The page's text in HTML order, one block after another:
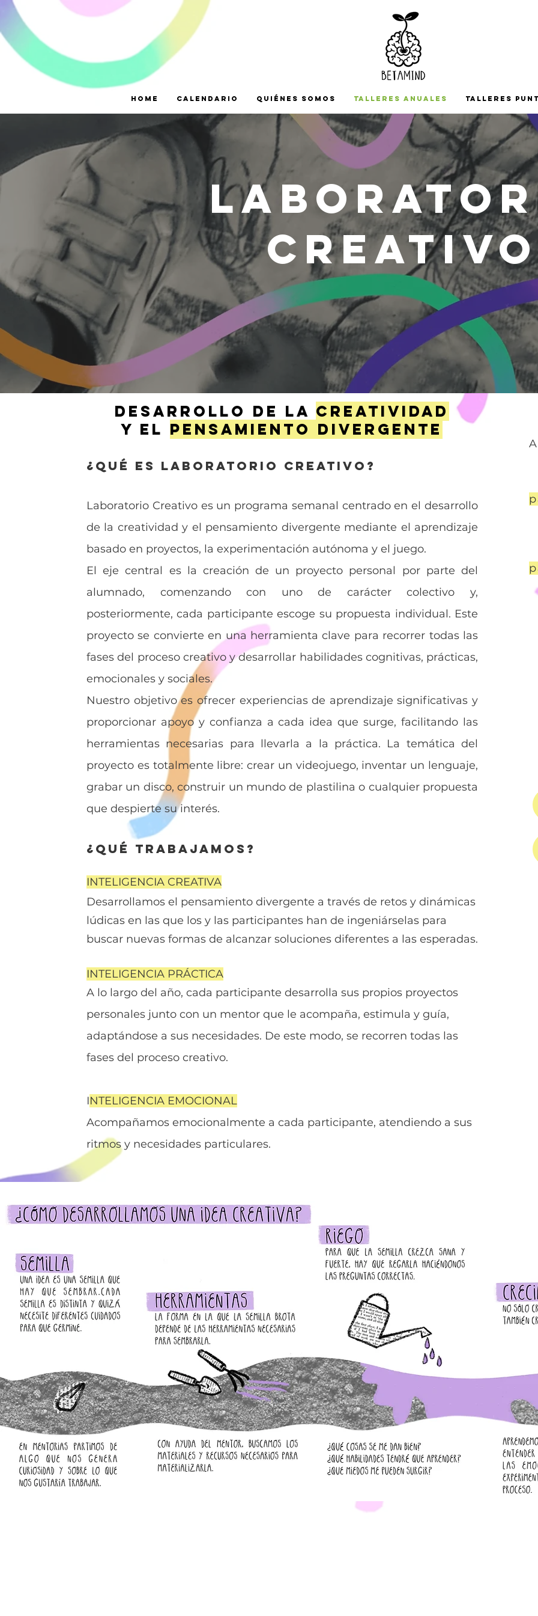
Home CALENDARIO Quiénes somos TALLERES ANUALES TALLERES
creativo
desarrollo de la creatividad
y el pensamiento divergente
¿Qué es Laboratorio Creativo?
Laboratorio Creativo es un programa semanal centrado en el desarrollo
de la creatividad y el pensamiento divergente mediante el aprendizaje
basado en proyectos, la experimentación autónoma y el juego.
El eje central es la creación de un proyecto personal por parte del
alumnado, comenzando con uno de carácter colectivo y,
posteriormente, cada participante escoge su propuesta individual. Este
proyecto se convierte en una herramienta clave para recorrer todas las
fases del proceso creativo y desarrollar habilidades cognitivas, prácticas,
emocionales y sociales.
Nuestro objetivo es ofrecer experiencias de aprendizaje significativas y
proporcionar apoyo y confianza a cada idea que surge, facilitando las
herramientas necesarias para llevarla a la práctica. La temática del
proyecto es totalmente libre: crear un videojuego, inventar un lenguaje,
grabar un disco, construir un mundo de plastilina o cualquier propuesta
que despierte su interés.
¿Qué trabajamos?
INTELIGENCIA CREATIVA
Desarrollamos el pensamiento divergente a través de retos y dinámicas
lúdicas en las que los y las participantes han de ingeniárselas para
buscar nuevas formas de alcanzar soluciones diferentes a las esperadas.
INTELIGENCIA PRÁCTICA
A lo largo del año, cada participante desarrolla sus propios proyectos
personales junto con un mentor que le acompaña, estimula y guía,
adaptándose a sus necesidades. De este modo, se recorren todas las
fases del proceso creativo.
INTELIGENCIA EMOCIONAL
Acompañamos emocionalmente a cada participante, atendiendo a sus
ritmos y necesidades particulares.